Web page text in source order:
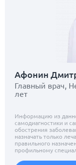
Афонин
Главный врач,
лет
Информацию из
самодиагностики и
обострения
назначать только
правильного
профильному